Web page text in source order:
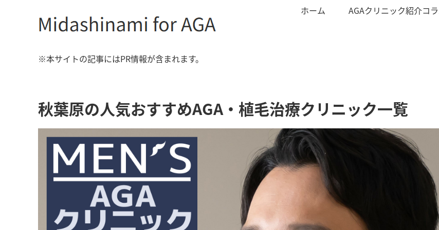
ホーム AGAクリニック紹介コ
※本サイトの記事にはPR情報が含まれます。
秋葉原の人気おすすめAGA・植毛治療クリニック一覧